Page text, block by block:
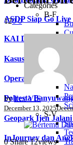
ASDP Siap Go
KAI Daop 9
Kasus Video
Operasi Senyap
Polresta
Geopark Ijen
InJourney dan
Categories
B-F
L-S
S-V
1200
byIlex VIS
December 13, 2025
0Share 12views